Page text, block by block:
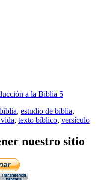
a la Biblia 5
, estudio de biblia,
, texto bíblico, versículo
nuestro sitio